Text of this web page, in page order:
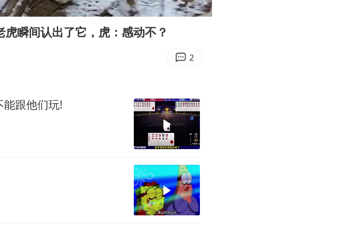
碑
台提价
01:09
Enter
瞬间认出了它，虎：感动不？
2
跟他们玩!